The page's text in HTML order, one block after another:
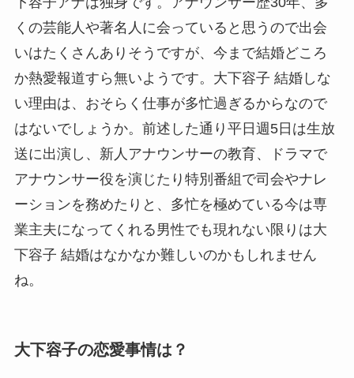
くの芸能人や著名人に会っていると思うので出会
いはたくさんありそうですが、今まで結婚どころ
か熱愛報道すら無いようです。大下容子 結婚しな
い理由は、おそらく仕事が多忙過ぎるからなので
はないでしょうか。前述した通り平日週5日は生放
送に出演し、新人アナウンサーの教育、ドラマで
アナウンサー役を演じたり特別番組で司会やナレ
ーションを務めたりと、多忙を極めている今は専
業主夫になってくれる男性でも現れない限りは大
下容子 結婚はなかなか難しいのかもしれません
ね。
大下容子の恋愛事情は？